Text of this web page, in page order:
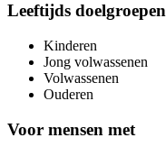
Leeftijds doelgroepen
Kinderen
Jong volwassenen
Volwassenen
Ouderen
Voor mensen met